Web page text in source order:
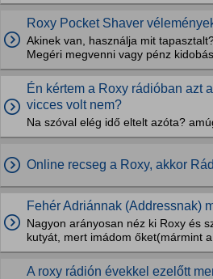
Roxy Pocket Shaver
Akinek van, használja mit
Megéri megvenni vagy pénz
Én kértem a Roxy rádióban azt
vicces volt nem?
Na szóval elég idő eltelt azóta?
Online recseg a Roxy, akkor
Fehér Adriánnak (Addressnak)
Nagyon arányosan néz ki Roxy és
kutyát, mert imádom őket(mármint
A roxy rádión évekkel ezelőtt